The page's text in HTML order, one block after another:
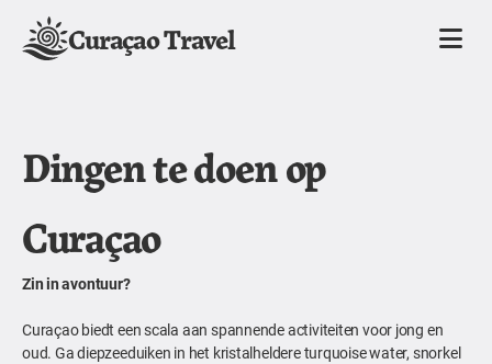
Curaçao Travel
Dingen te doen op
Curaçao
Zin in avontuur?
Curaçao biedt een scala aan spannende activiteiten voor jong en
oud. Ga diepzeeduiken in het kristalheldere turquoise water, snorkel